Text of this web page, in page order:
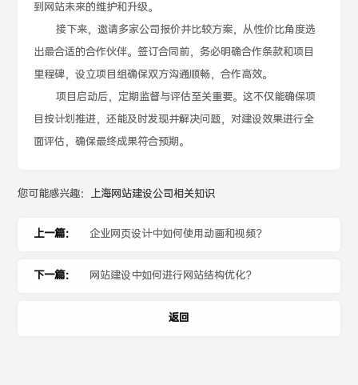
到网站未来的维护和升级。
接下来，邀请多家公司报价并比较方案，从性价比角度选
出最合适的合作伙伴。签订合同前，务必明确合作条款和项目
里程碑，设立项目组确保双方沟通顺畅，合作高效。
项目启动后，定期监督与评估至关重要。这不仅能确保项
目按计划推进，还能及时发现并解决问题，对建设效果进行全
面评估，确保最终成果符合预期。
您可能感兴趣： 上海网站建设公司相关知识
上一篇： 企业网页设计中如何使用动画和视频？
下一篇： 网站建设中如何进行网站结构优化？
返回